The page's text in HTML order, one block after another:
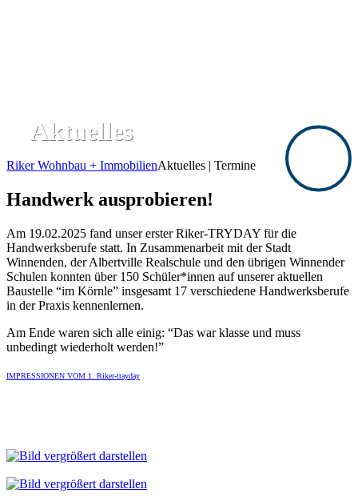
Aktuelles
Riker Wohnbau + ImmobilienAktuelles | Termine
Handwerk ausprobieren!
Am 19.02.2025 fand unser erster Riker-TRYDAY für die
Handwerksberufe statt. In Zusammenarbeit mit der Stadt
Winnenden, der Albertville Realschule und den übrigen Winnender
Schulen konnten über 150 Schüler*innen auf unserer aktuellen
Baustelle “im Körnle” insgesamt 17 verschiedene Handwerksberufe
in der Praxis kennenlernen.
Am Ende waren sich alle einig: “Das war klasse und muss
unbedingt wiederholt werden!”
IMPRESSIONEN VOM 1. Riker-trayday